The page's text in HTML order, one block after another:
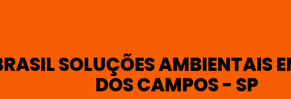
SOLUÇÕES AMBIENTAIS
DOS CAMPOS - SP